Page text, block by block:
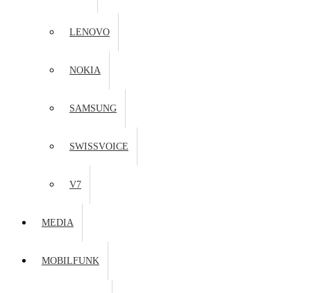
LENOVO
NOKIA
SAMSUNG
SWISSVOICE
V7
MEDIA
MOBILFUNK